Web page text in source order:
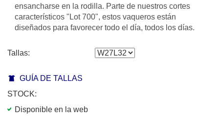
ensancharse en la rodilla. Parte de nuestros cortes
característicos "Lot 700", estos vaqueros están
diseñados para favorecer todo el día, todos los días.
Tallas:
GUÍA DE TALLAS
STOCK:
Disponible en la web